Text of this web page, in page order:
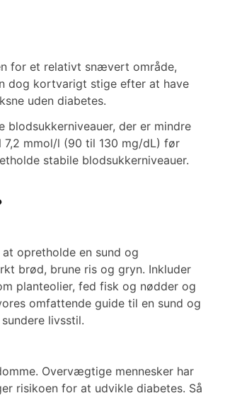
for et relativt snævert område,
dog kortvarigt stige efter at have
uden diabetes.
der er mindre
mmol/l (90 til 130 mg/dL) før
stabile blodsukkerniveauer.
opretholde en sund og
brød, brune ris og gryn. Inkluder
planteolier, fed fisk og nødder og
omfattende guide til en sund og
livsstil.
Overvægtige mennesker har
risikoen for at udvikle diabetes. Så